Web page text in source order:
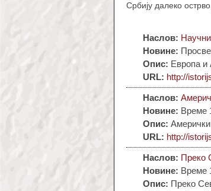
Србију далеко
Наслов:
Новине:
Опис: Европа и
URL: http://
Наслов:
Новине: Време
Опис: Амерички
URL: http://
Наслов: Преко
Новине: Време
Опис: Преко